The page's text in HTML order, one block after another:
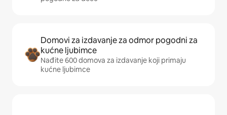
Domovi za izdavanje za odmor pogodni za
kućne ljubimce
Nađite 600 domova za izdavanje koji primaju
kućne ljubimce